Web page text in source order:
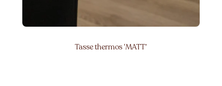
Tasse thermos ‘MATT’